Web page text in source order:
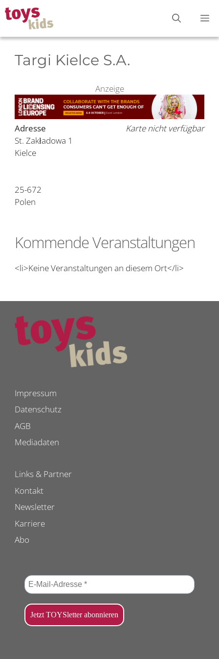
Zum
Inhalt
springen
Targi Kielce S.A.
Anzeige
Karte nicht verfügbar
Adresse
St. Zakładowa 1
Kielce
25-672
Polen
Kommende Veranstaltungen
<li>Keine Veranstaltungen an diesem Ort</li>
Impressum
Datenschutz
AGB
Mediadaten
Links & Partner
Kontakt
Newsletter
Karriere
Abo